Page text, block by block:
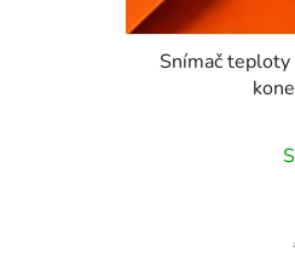
Snímač teploty